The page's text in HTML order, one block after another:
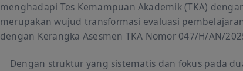
menghadapi Tes Kemampuan Akademik (TKA)
merupakan wujud transformasi evaluasi
dengan Kerangka Asesmen TKA Nomor 047/H/AN/
Dengan struktur yang sistematis dan fokus pada